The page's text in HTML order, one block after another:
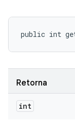
public int
Retorna
int